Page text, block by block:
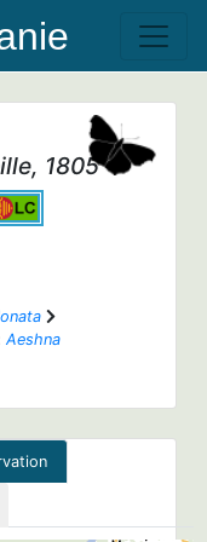
1805
Aeshna